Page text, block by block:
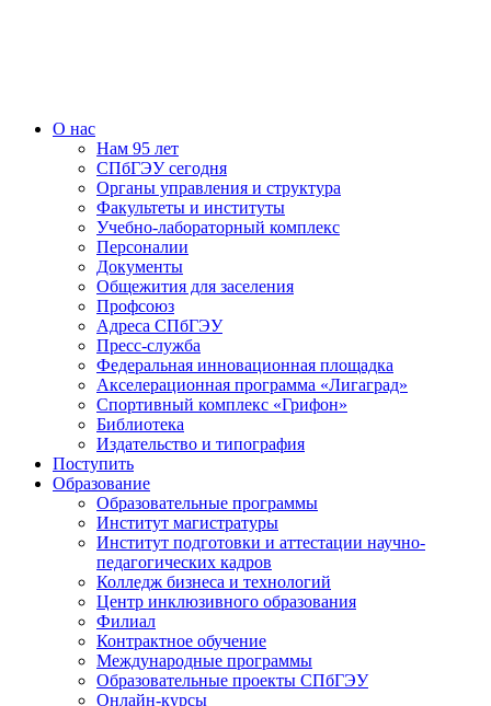
О нас
Нам 95 лет
СПбГЭУ сегодня
Органы управления и структура
Факультеты и институты
Учебно-лабораторный комплекс
Персоналии
Документы
Общежития для заселения
Профсоюз
Адреса СПбГЭУ
Пресс-служба
Федеральная инновационная площадка
Акселерационная программа «Лигаград»­­
Спортивный комплекс «Грифон»
Библиотека
Издательство и типография
Поступить
Образование
Образовательные программы
Институт магистратуры
Институт подготовки и аттестации научно-
педагогических кадров
Колледж бизнеса и технологий
Центр инклюзивного образования
Филиал
Контрактное обучение
Международные программы
Образовательные проекты СПбГЭУ
Онлайн-курсы